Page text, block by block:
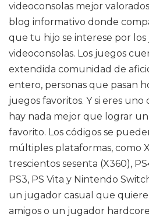
videoconsolas mejor
blog informativo donde
que tu hijo se interese por los
videoconsolas. Los juegos
extendida comunidad de
entero, personas que pasan
juegos favoritos. Y si eres uno
hay nada mejor que lograr
favorito. Los códigos se
múltiples plataformas, como
trescientos sesenta (X360),
PS3, PS Vita y Nintendo
un jugador casual que
amigos o un jugador